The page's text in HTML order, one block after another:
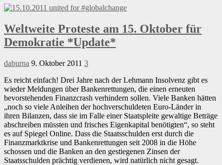
Weltweite Proteste am 15. Oktober für
Demokratie *Update*
daburna 9. Oktober 2011 3
Es reicht einfach! Drei Jahre nach der Lehmann Insolvenz gibt es
wieder Meldungen über Bankenrettungen, die einen erneuten
bevorstehenden Finanzcrash verhindern sollen. Viele Banken hätten
„noch so viele Anleihen der hochverschuldeten Euro-Länder in
ihren Bilanzen, dass sie im Falle einer Staatspleite gewaltige Beträge
abschreiben müssten und frisches Eigenkapital benötigten“, so steht
es auf Spiegel Online. Dass die Staatsschulden erst durch die
Finanzmarktkrise und Bankenrettungen seit 2008 in die Höhe
schossen und die Banken an den gestiegenen Zinsen der
Staatsschulden prächtig verdienen, wird natürlich nicht gesagt.